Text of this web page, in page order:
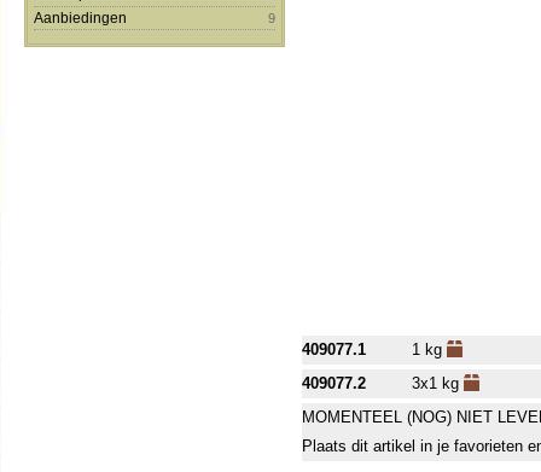
Aanbiedingen 9
409077.1
1 kg
409077.2
3x1 kg
MOMENTEEL (NOG) NIET
Plaats dit artikel in je favorieten